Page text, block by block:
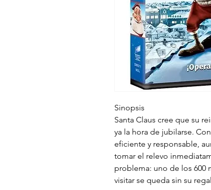
Sinopsis
Santa Claus cree que su
ya la hora de jubilarse.
eficiente y responsable,
tomar el relevo
problema: uno de los 600
visitar se queda sin su